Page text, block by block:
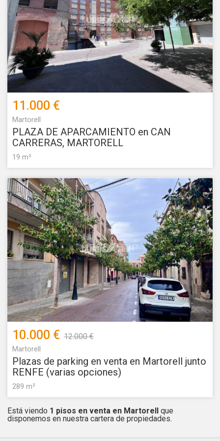
11.000 €
Martorell
PLAZA DE APARCAMIENTO en CAN
CARRERAS, MARTORELL
19 m²
10.000 € 12.000 €
Martorell
Plazas de parking en venta en Martorell junto
RENFE (varias opciones)
289 m²
Está viendo 1 pisos en venta en Martorell que
disponemos en nuestra cartera de propiedades.
navegación. Gracias a ellas, podemos conocer los hábitos
de navegación en el sitio web y mostrar publicidad
relacionada con el perfil de navegación del usuario.